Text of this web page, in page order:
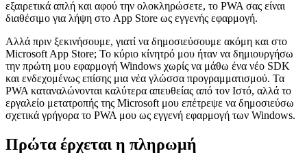
Εάν θέλετε να προσφέρετε την προοδευτική εφαρμογή ιστού σας
στο App Store της Microsoft, τα βήματα που πρέπει να κάνετε δεν
εξαιρετικά απλή και αφού την ολοκληρώσετε, το PWA σας είναι
διαθέσιμο για λήψη στο App Store ως εγγενής εφαρμογή.
Αλλά πριν ξεκινήσουμε, γιατί να δημοσιεύσουμε ακόμη και στο
Microsoft App Store; Το κύριο κίνητρό μου ήταν να δημιουργήσω
την πρώτη μου εφαρμογή Windows χωρίς να μάθω ένα νέο SDK
και ενδεχομένως επίσης μια νέα γλώσσα προγραμματισμού. Τα
εργαλείο μετατροπής της Microsoft μου επέτρεψε να δημοσιεύσω
σχετικά γρήγορα το PWA μου ως εγγενή εφαρμογή των Windows.